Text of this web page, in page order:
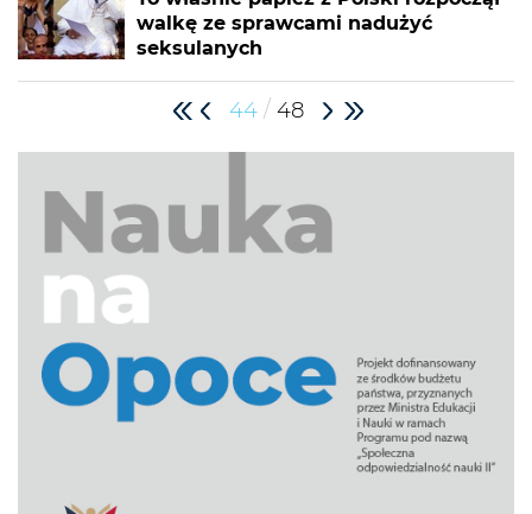
walkę ze sprawcami nadużyć
seksulanych
44 / 48